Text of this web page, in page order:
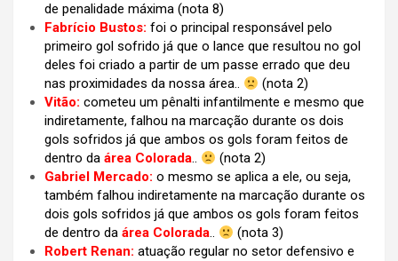
de penalidade máxima (nota 8)
Fabrício Bustos: foi o principal responsável pelo
primeiro gol sofrido já que o lance que resultou no gol
deles foi criado a partir de um passe errado que deu
nas proximidades da nossa área..
(nota 2)
Vitão: cometeu um pênalti infantilmente e mesmo que
indiretamente, falhou na marcação durante os dois
gols sofridos já que ambos os gols foram feitos de
dentro da área Colorada..
(nota 2)
Gabriel Mercado: o mesmo se aplica a ele, ou seja,
também falhou indiretamente na marcação durante os
dois gols sofridos já que ambos os gols foram feitos
de dentro da área Colorada..
(nota 3)
Robert Renan: atuação regular no setor defensivo e